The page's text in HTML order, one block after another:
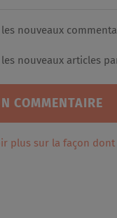
nouveaux
nouveaux articles
plus sur la façon